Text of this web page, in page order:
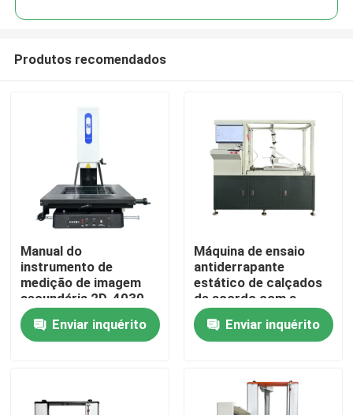
Casa
Produtos
programa de realidade virtual
Visita à fábrica
Produtos recomendados
Manual do
instrumento de
medição de imagem
secundária 2D-4030
Para aparelhos
eletrônicos Fonte de
luz LED Brilho
Enviar inquérito
Máquina de ensaio
antiderrapante
estático de calçados
de acordo com a
norma ISO 13287
2007 Controle por
computador +
Enviar inquérito